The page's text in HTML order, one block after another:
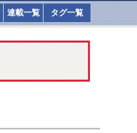
連載一覧 タグ一覧